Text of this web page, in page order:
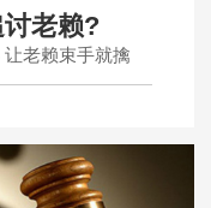
老赖?
老赖束手就擒